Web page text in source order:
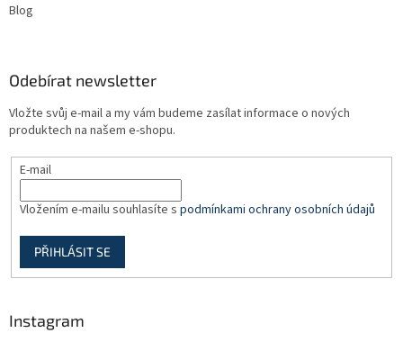
Blog
Odebírat newsletter
Vložte svůj e-mail a my vám budeme zasílat informace o nových
produktech na našem e-shopu.
E-mail
Vložením e-mailu souhlasíte s podmínkami ochrany osobních údajů
PŘIHLÁSIT SE
Instagram